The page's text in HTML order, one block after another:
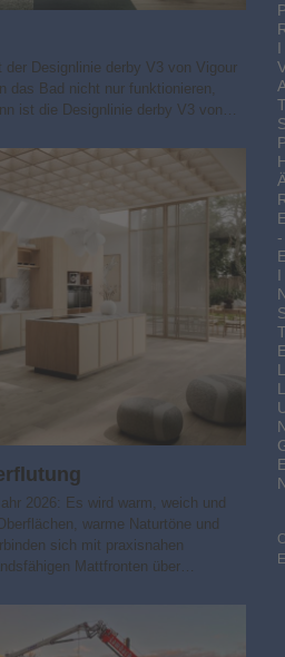
Designlinie derby V3 von Vigour
das Bad nicht nur funktionieren,
ist die Designlinie derby V3 von…
2026: Es wird warm, weich und
warme Naturtöne und
sich mit praxisnahen
Mattfronten über…
I
-
I
L
L